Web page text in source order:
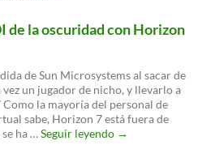
web
de la oscuridad con Horizon
de Sun Microsystems al sacar de
un jugador de nicho, y llevarlo a
la mayoría del personal de
sabe, Horizon 7 está fuera de
ha …Seguir leyendo VMware
→